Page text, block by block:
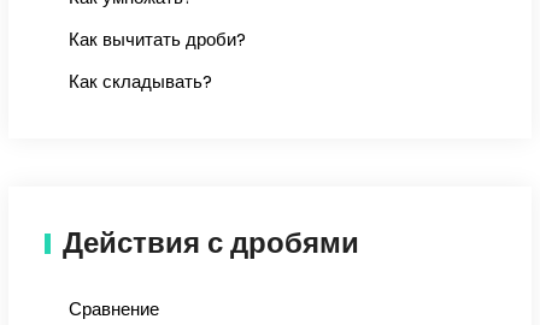
Как вычитать дроби?
Как складывать?
Действия с дробями
Сравнение